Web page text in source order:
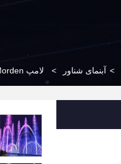
> آبنمای شناور > لامپ LED Morden آبنمای شناور